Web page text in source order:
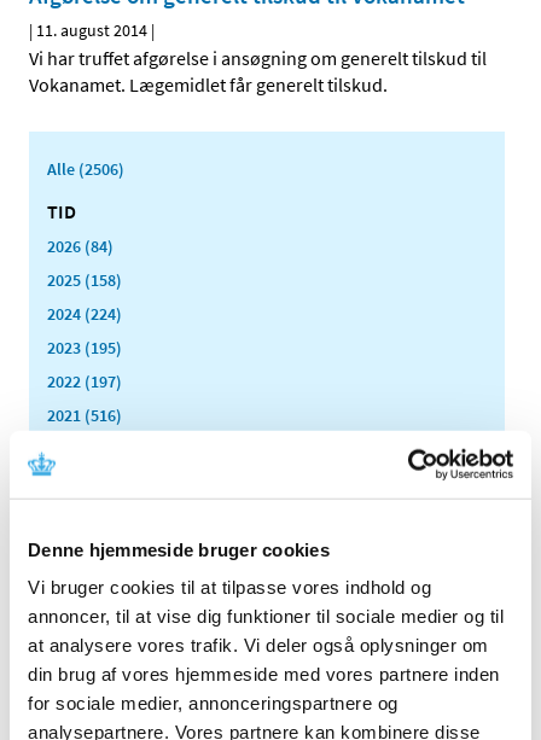
Denne hjemmeside bruger cookies
Vi bruger cookies til at tilpasse vores indhold og
annoncer, til at vise dig funktioner til sociale medier og til
at analysere vores trafik. Vi deler også oplysninger om
din brug af vores hjemmeside med vores partnere inden
for sociale medier, annonceringspartnere og
analysepartnere. Vores partnere kan kombinere disse
| 11. august 2014 |
Vi har truffet afgørelse i ansøgning om generelt tilskud til
Vokanamet. Lægemidlet får generelt tilskud.
Alle (2506)
TID
2026 (84)
2025 (158)
2024 (224)
2023 (195)
2022 (197)
2021 (516)
2019 (159)
2017 (167)
2016 (167)
2015 (33)
2014 (44)
december (3)
november (3)